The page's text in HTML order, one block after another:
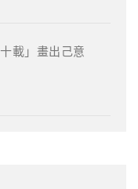
載」畫出己意